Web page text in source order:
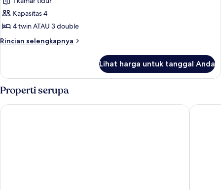
foto
untuk
Kamar
Quadruple
kamar
Kapasitas 4
4 twin ATAU 3 double
Rincian selengkapnya
Rincian
Kamar
Quadruple
Elite,
kamar
Lihat harga untuk tanggal Anda
Properti serupa
Hotel Katarma Galapagos Hostal